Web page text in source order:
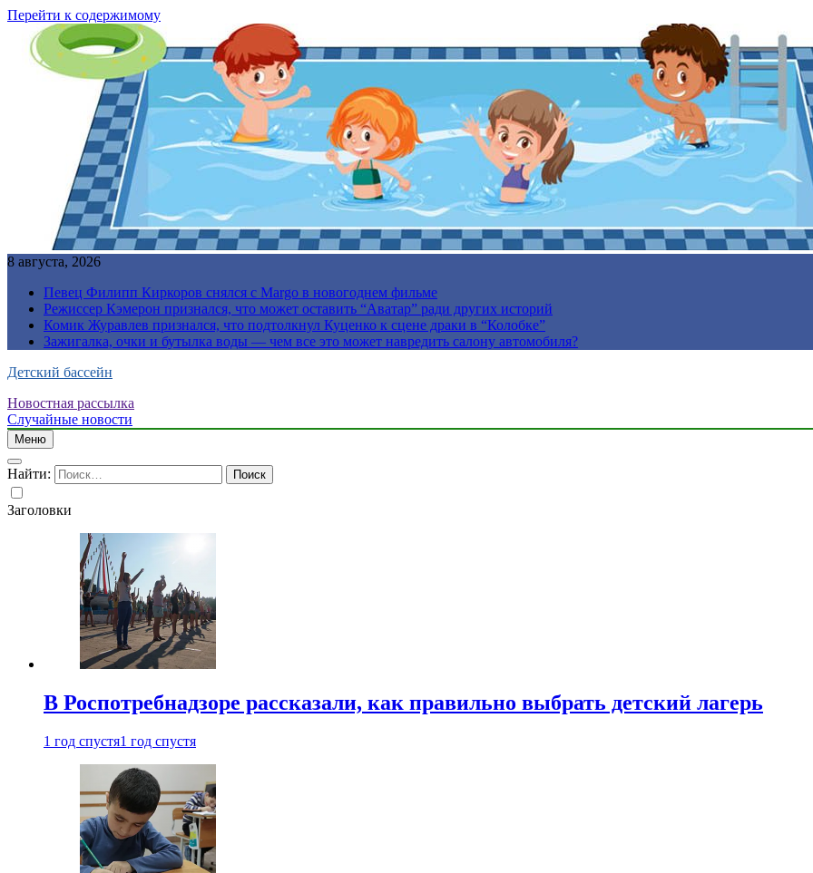
Перейти к содержимому
8 августа, 2026
Певец Филипп Киркоров снялся с Margo в новогоднем фильме
Режиссер Кэмерон признался, что может оставить “Аватар” ради других историй
Комик Журавлев признался, что подтолкнул Куценко к сцене драки в “Колобке”
Зажигалка, очки и бутылка воды — чем все это может навредить салону автомобиля?
Детский бассейн
Новостная рассылка
Случайные новости
Меню
Найти:
Заголовки
В Роспотребнадзоре рассказали, как правильно выбрать детский лагерь
1 год спустя1 год спустя